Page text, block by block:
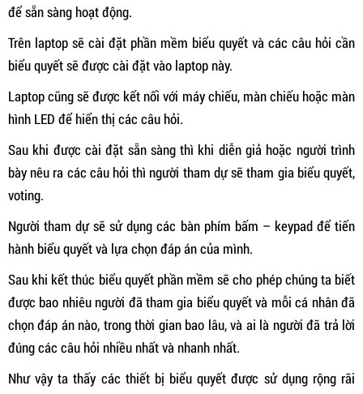
để sẵn sàng hoạt động.
Trên laptop sẽ cài đặt phần mềm biểu quyết và các câu hỏi cần
biểu quyết sẽ được cài đặt vào laptop này.
Laptop cũng sẽ được kết nối với máy chiếu, màn chiếu hoặc màn
hình LED để hiển thị các câu hỏi.
Sau khi được cài đặt sẵn sàng thì khi diễn giả hoặc người trình
bày nêu ra các câu hỏi thì người tham dự sẽ tham gia biểu quyết,
voting.
Người tham dự sẽ sử dụng các bàn phím bấm – keypad để tiến
hành biểu quyết và lựa chọn đáp án của mình.
Sau khi kết thúc biểu quyết phần mềm sẽ cho phép chúng ta biết
được bao nhiêu người đã tham gia biểu quyết và mỗi cá nhân đã
chọn đáp án nào, trong thời gian bao lâu, và ai là người đã trả lời
đúng các câu hỏi nhiều nhất và nhanh nhất.
Như vậy ta thấy các thiết bị biểu quyết được sử dụng rộng rãi